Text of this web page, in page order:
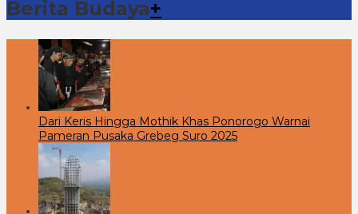
Berita Budaya+
Dari Keris Hingga Mothik Khas Ponorogo Warnai
Pameran Pusaka Grebeg Suro 2025